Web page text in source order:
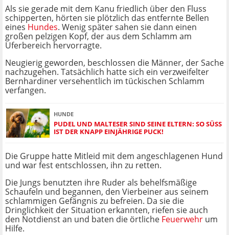
Als sie gerade mit dem Kanu friedlich über den Fluss
schipperten, hörten sie plötzlich das entfernte Bellen
eines Hundes. Wenig später sahen sie dann einen
großen pelzigen Kopf, der aus dem Schlamm am
Uferbereich hervorragte.
Neugierig geworden, beschlossen die Männer, der Sache
nachzugehen. Tatsächlich hatte sich ein verzweifelter
Bernhardiner versehentlich im tückischen Schlamm
verfangen.
HUNDE
PUDEL UND MALTESER SIND SEINE ELTERN: SO SÜSS I
ST DER KNAPP EINJÄHRIGE PUCK!
Die Gruppe hatte Mitleid mit dem angeschlagenen Hund
und war fest entschlossen, ihn zu retten.
Die Jungs benutzten ihre Ruder als behelfsmäßige
Schaufeln und begannen, den Vierbeiner aus seinem
schlammigen Gefängnis zu befreien. Da sie die
Dringlichkeit der Situation erkannten, riefen sie auch
den Notdienst an und baten die örtliche Feuerwehr um
Hilfe.